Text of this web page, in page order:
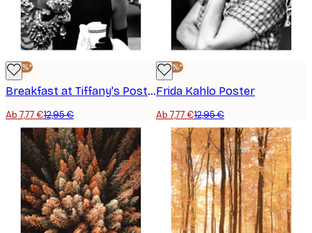
-40%*
Breakfast at Tiffany's Poster
Ab 7,77 €12,95 €
-40%*
Frida Kahlo Poster
Ab 7,77 €12,95 €